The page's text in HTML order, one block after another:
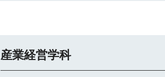
産業経営学科